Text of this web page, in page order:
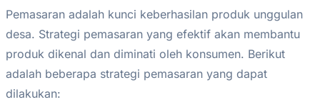
Pemasaran adalah kunci keberhasilan produk unggulan
desa. Strategi pemasaran yang efektif akan membantu
produk dikenal dan diminati oleh konsumen. Berikut
adalah beberapa strategi pemasaran yang dapat
dilakukan: